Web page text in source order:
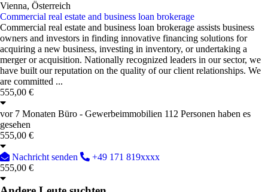
Vienna, Österreich
Commercial real estate and business loan brokerage
Commercial real estate and business loan brokerage assists business
owners and investors in finding innovative financing solutions for
acquiring a new business, investing in inventory, or undertaking a
merger or acquisition. Nationally recognized leaders in our sector, we
have built our reputation on the quality of our client relationships. We
are committed ...
555,00 €
vor 7 Monaten Büro - Gewerbeimmobilien 112 Personen haben es
gesehen
555,00 €
Nachricht senden
+49 171 819xxxx
555,00 €